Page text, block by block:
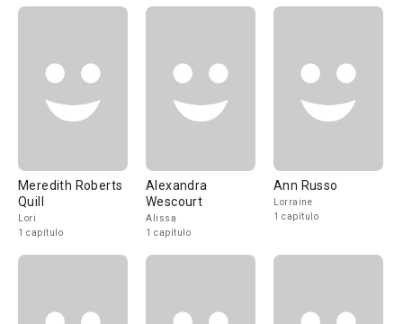
Meredith Roberts
Quill
Lori
1 capítulo
Alexandra
Wescourt
Alissa
1 capítulo
Ann Russo
Lorraine
1 capítulo